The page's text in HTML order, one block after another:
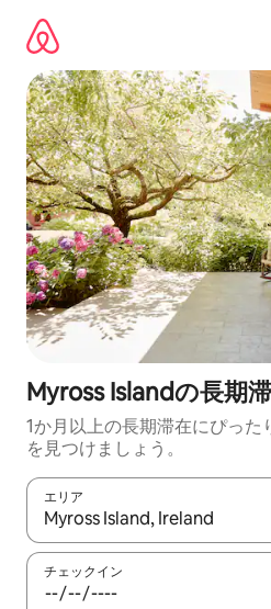
Myross Islandの長期
1か月以上の長期滞在にぴっ
を見つけましょう。
エリア
検索結果が表示されたら、上下
チェックイン